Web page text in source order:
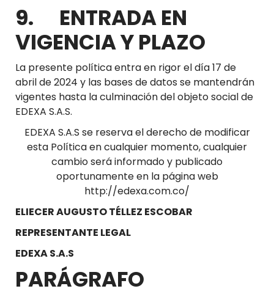
9. ENTRADA EN
VIGENCIA Y PLAZO
La presente política entra en rigor el día 17 de
abril de 2024 y las bases de datos se mantendrán
vigentes hasta la culminación del objeto social de
EDEXA S.A.S.
EDEXA S.A.S se reserva el derecho de modificar
esta Política en cualquier momento, cualquier
cambio será informado y publicado
oportunamente en la página web
http://edexa.com.co/
ELIECER AUGUSTO TÉLLEZ ESCOBAR
REPRESENTANTE LEGAL
EDEXA S.A.S
PARÁGRAFO